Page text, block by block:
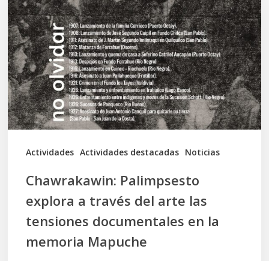
Actividades Actividades destacadas Noticias
explora
a
través
del
arte
las
tensiones
documentales
memoria
Mapuche
Chawrakawin: Palimpsesto
explora a través del arte las
tensiones documentales en la
memoria Mapuche